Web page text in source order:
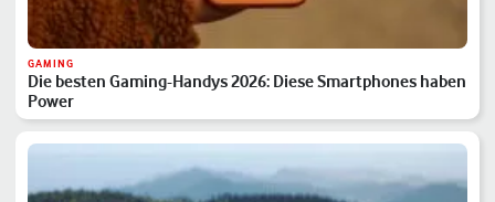
GAMING
Die besten Gaming-Handys 2026: Diese Smartphones haben
Power